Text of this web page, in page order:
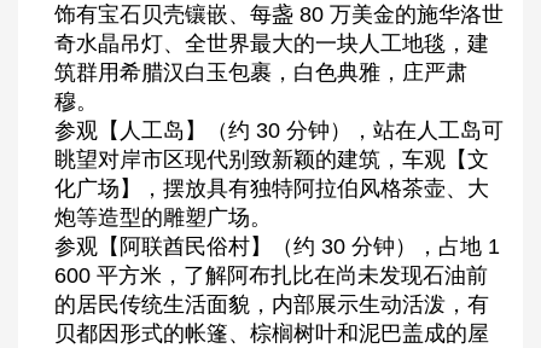
饰有宝石贝壳镶嵌、每盏 80 万美金的施华洛世
奇水晶吊灯、全世界最大的一块人工地毯，建
筑群用希腊汉白玉包裹，白色典雅，庄严肃
穆。
参观【人工岛】（约 30 分钟），站在人工岛可
眺望对岸市区现代别致新颖的建筑，车观【文
化广场】，摆放具有独特阿拉伯风格茶壶、大
炮等造型的雕塑广场。
参观【阿联酋民俗村】（约 30 分钟），占地 1
600 平方米，了解阿布扎比在尚未发现石油前
的居民传统生活面貌，内部展示生动活泼，有
贝都因形式的帐篷、棕榈树叶和泥巴盖成的屋